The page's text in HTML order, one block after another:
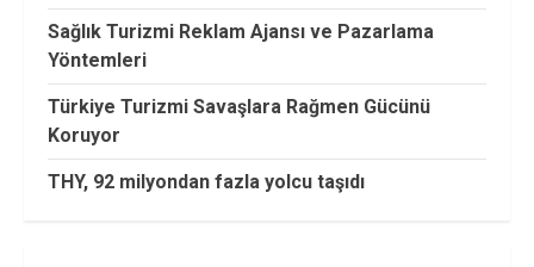
Sağlık Turizmi Reklam Ajansı ve Pazarlama
Yöntemleri
Türkiye Turizmi Savaşlara Rağmen Gücünü
Koruyor
THY, 92 milyondan fazla yolcu taşıdı